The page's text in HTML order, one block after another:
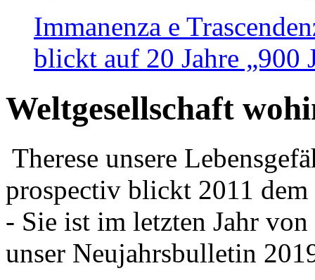
Immanenza e
blickt auf 20 Jahre „900
Weltgesellschaft
Therese unsere
prospectiv blickt 2011
- Sie ist im letzten Jahr
unser Neujahrsbulletin